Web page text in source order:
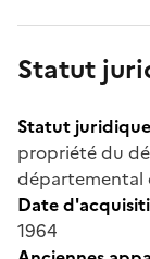
Statut
Statut juridique
propriété du
départemental
Date
1964